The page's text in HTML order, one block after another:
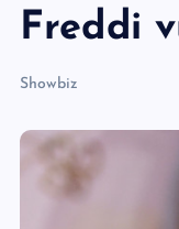
Freddi
Showbiz